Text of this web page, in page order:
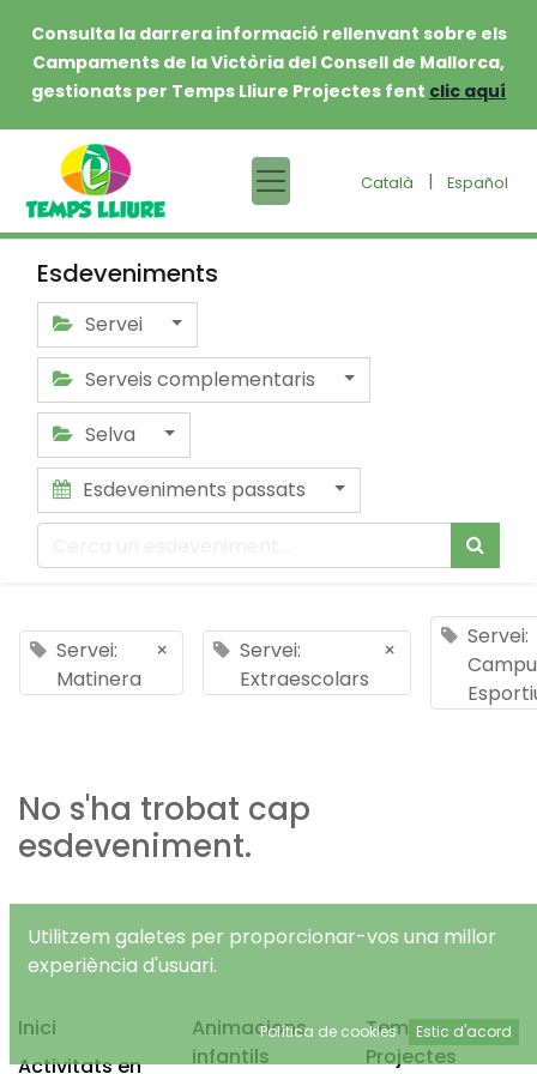
Consulta la darrera informació rellenvant sobre els
Campaments de la Victòria del Consell de Mallorca,
gestionats per Temps Lliure Projectes fent clic aquí
Català | Español
Esdeveniments
Servei
Serveis complementaris
Selva
Esdeveniments passats
Servei:
Matinera
×
Servei:
Extraescolars
×
Servei:
No s'ha trobat cap
esdeveniment.
Inici
Activitats en
Animacions
infantils
Temps Lliure
Projectes
Utilitzem galetes per proporcionar-vos una millor
experiència d'usuari.
Política de cookies Estic d'acord